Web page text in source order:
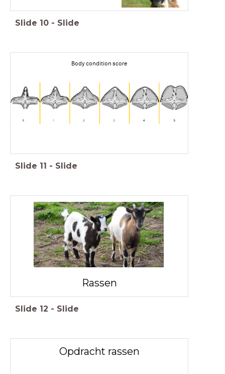
Slide 10 - Slide
Body condition score
Slide 11 - Slide
Rassen
Slide 12 - Slide
Opdracht rassen